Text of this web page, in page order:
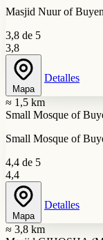
Masjid Nuur of
3,8 de 5
3,8
Mapa
Detalles
≈ 1,5 km
Small Mosque of
Small Mosque of
4,4 de 5
4,4
Mapa
Detalles
≈ 3,8 km